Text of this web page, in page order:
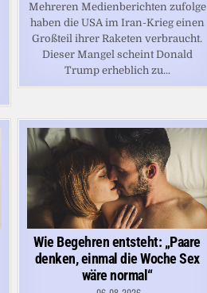
Mehreren Medienberichten zufolge
haben die USA im Iran-Krieg einen
Großteil ihrer Raketen verbraucht.
Dieser Mangel scheint Donald
Trump erheblich zu...
Wie Begehren entsteht: „Paare
denken, einmal die Woche Sex
wäre normal“